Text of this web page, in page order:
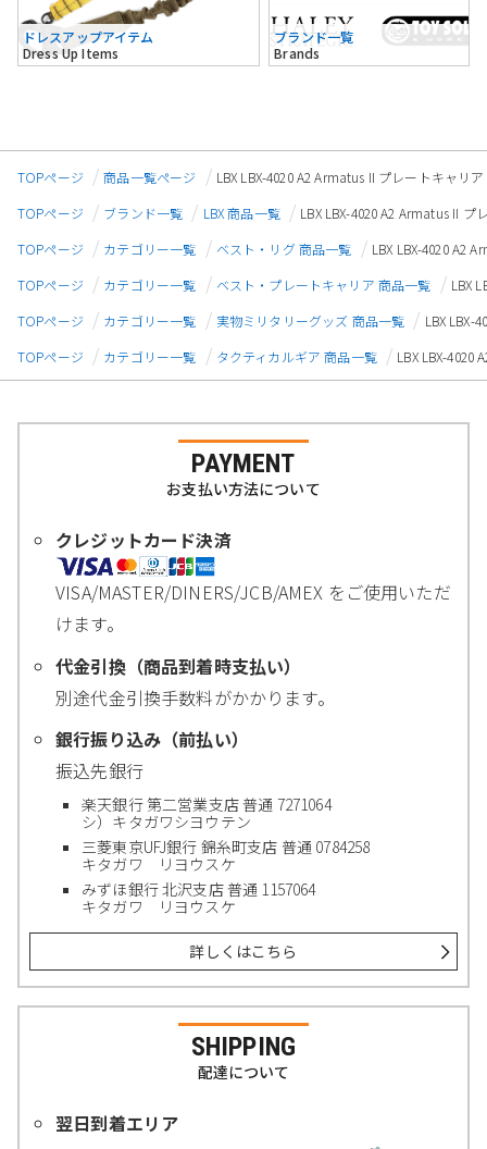
ドレスアップアイテム
Dress Up Items
ブランド一覧
Brands
TOPページ 商品一覧ページ
LBX LBX-4020 A2 Armatus II プレートキャリ
TOPページ
ブランド一覧 LBX 商品一覧
LBX LBX-4020 A2 Armatus II
TOPページ
カテゴリー一覧 ベスト・リグ 商品一覧
LBX LBX-4020 A2
TOPページ
カテゴリー一覧 ベスト・プレートキャリア 商品一覧
LBX
TOPページ
カテゴリー一覧 実物ミリタリーグッズ 商品一覧
LBX LBX-
TOPページ
カテゴリー一覧 タクティカルギア 商品一覧 LBX LBX-
PAYMENT
お支払い方法について
クレジットカード決済
VISA/MASTER/DINERS/JCB/AMEX をご使用いただ
けます。
代金引換（商品到着時支払い）
別途代金引換手数料がかかります。
銀行振り込み（前払い）
振込先銀行
楽天銀行 第二営業支店 普通 7271064
シ）キタガワシヨウテン
三菱東京UFJ銀行 錦糸町支店 普通 0784258
キタガワ リヨウスケ
みずほ銀行 北沢支店 普通 1157064
キタガワ リヨウスケ
詳しくはこちら
SHIPPING
配達について
翌日到着エリア